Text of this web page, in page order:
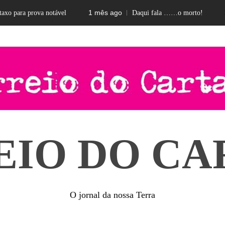
prova notável 1 mês ago Daqui fala ……o morto! 2
DO
O jornal da nossa Terra